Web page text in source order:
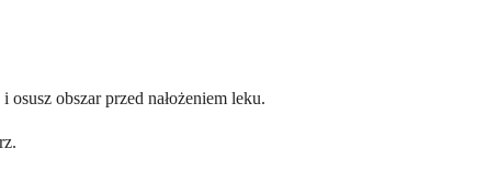
obszar przed nałożeniem leku.